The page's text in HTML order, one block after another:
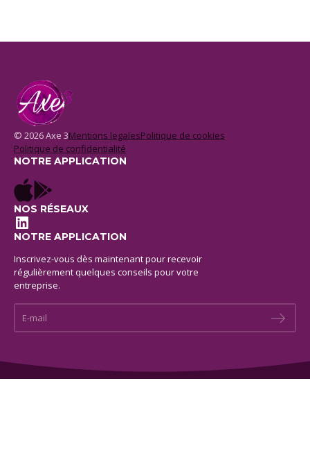
© 2026 Axe 3Mentions legalesPolitique de cookies
Politique de confidentialité
NOTRE APPLICATION
NOS RÉSEAUX
LinkedIn
NOTRE APPLICATION
Inscrivez-vous dès maintenant pour recevoir
régulièrement quelques conseils pour votre
entreprise.